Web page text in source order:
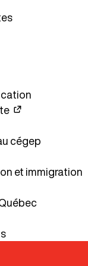
cégep
et immigration